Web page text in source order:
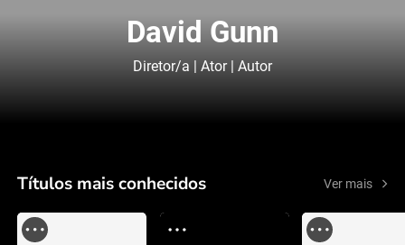
David Gunn
Diretor/a | Ator | Autor
Títulos mais conhecidos Ver mais